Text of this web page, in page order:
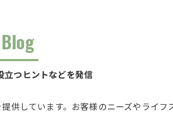
Blog
立つヒントなどを発信
供しています。お客様のニーズやライフ